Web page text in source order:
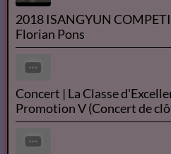
2018 ISANGYUN
Florian Pons
Concert | La Classe
Promotion V (Concert de